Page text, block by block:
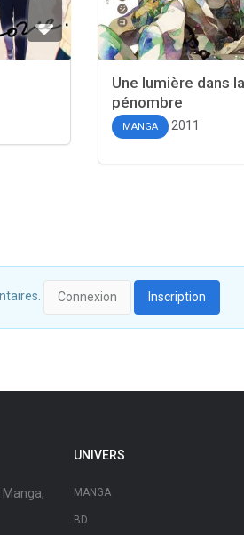
Une lumière dans la
pénombre
MANGA 2011
Connexion Inscription
UNIVERS
MANGA
BD